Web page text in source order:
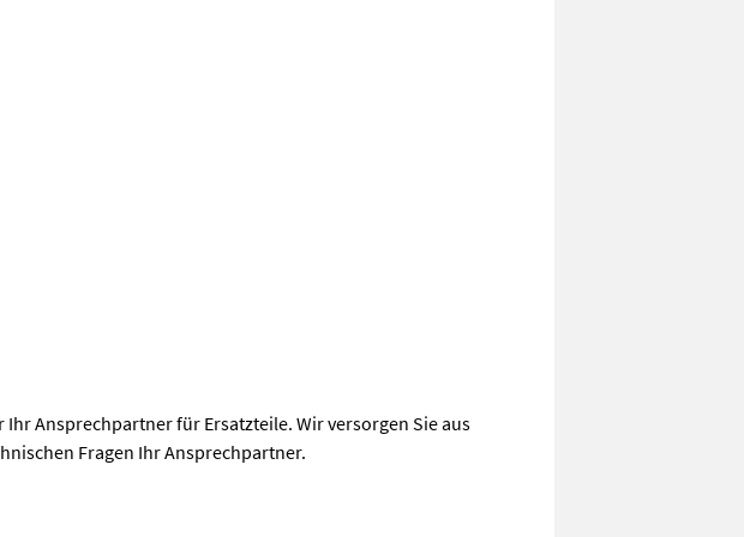
Ansprechpartner für Ersatzteile. Wir versorgen Sie aus
Fragen Ihr Ansprechpartner.